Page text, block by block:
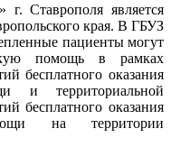
Ставрополя является
края. В ГБУЗ
пациенты могут
помощь в рамках
бесплатного оказания
и территориальной
бесплатного оказания
на территории